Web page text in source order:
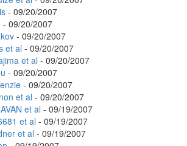
- 09/20/2007
- 09/20/2007
- 09/20/2007
et al - 09/20/2007
et al - 09/20/2007
- 09/20/2007
- 09/20/2007
et al - 09/20/2007
et al - 09/19/2007
et al - 09/19/2007
et al - 09/19/2007